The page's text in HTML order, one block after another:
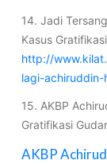
14. Jadi
Kasus
http://
lagi-
15. AKBP
Gratifikasi
AKBP